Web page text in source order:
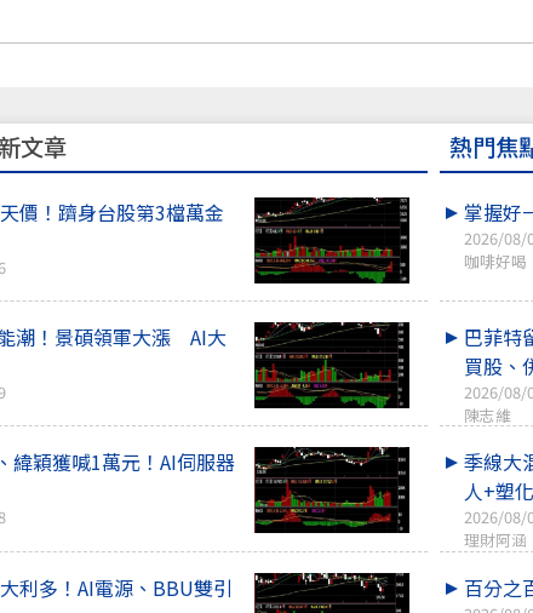
文章
價！躋身台股第3檔萬金
潮！景碩領軍大漲 AI大
緯穎獲喊1萬元！AI伺服器
利多！AI電源、BBU雙引
熱門焦
掌握好
2026/08/
咖啡好喝
巴菲特
買股、
2026/08/
陳志維
季線大
人+塑
2026/08/
理財阿涵
百分之